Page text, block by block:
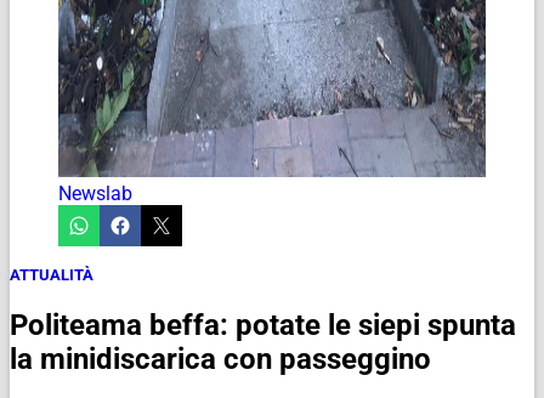
Newslab
ATTUALITÀ
Politeama beffa: potate le siepi spunta
la minidiscarica con passeggino